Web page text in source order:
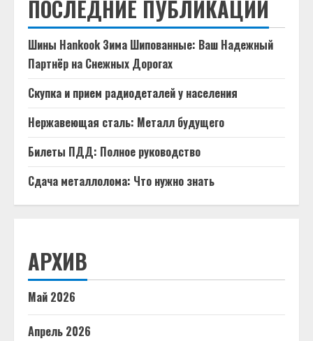
ПОСЛЕДНИЕ ПУБЛИКАЦИИ
Шины Hankook Зима Шипованные: Ваш Надежный
Партнёр на Снежных Дорогах
Скупка и прием радиодеталей у населения
Нержавеющая сталь: Металл будущего
Билеты ПДД: Полное руководство
Сдача металлолома: Что нужно знать
АРХИВ
Май 2026
Апрель 2026